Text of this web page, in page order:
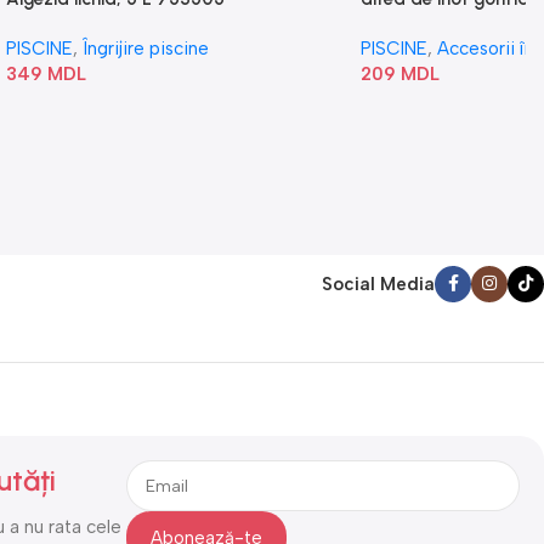
PISCINE, Îngrijire piscine
349 MDL
PISCINE, Accesorii
209 MDL
Social Media
nu rata cele